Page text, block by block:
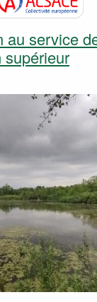
au service
supérieur